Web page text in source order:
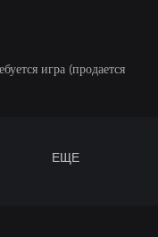
игра (продается
ЕЩЕ